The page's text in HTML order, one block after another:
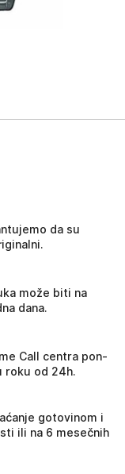
da su
može biti na
dana.
Call centra pon-
roku od 24h.
gotovinom i
ili na 6 mesečnih